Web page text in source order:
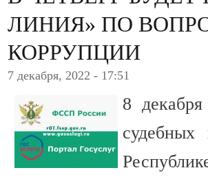
ЛИНИЯ» ПО
КОРРУПЦИИ
7 декабря, 2022 - 17:51
8
судебных